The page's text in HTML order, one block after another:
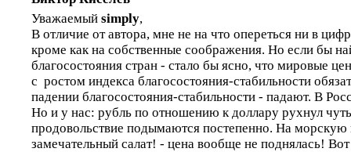
Уважаемый simply,
В отличие от автора, мне не на что опереться ни в
кроме как на собственные соображения. Но если бы
благосостояния стран - стало бы ясно, что мировые
с ростом индекса благосостояния-стабильности
падении благосостояния-стабильности - падают. В
Но и у нас: рубль по отношению к доллару рухнул
продовольствие подымаются постепенно. На морскую
замечательный салат! - цена вообще не поднялась!